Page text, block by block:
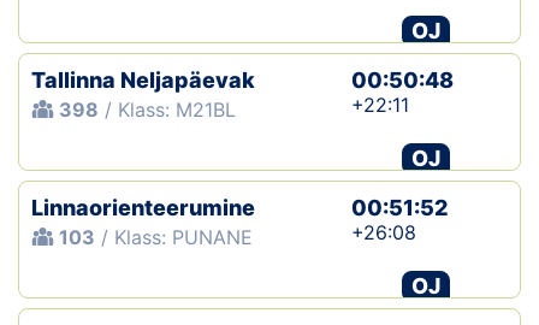
OJ
Tallinna Neljapäevak
398 / Klass: M21BL
00:50:48
+22:11
OJ
Linnaorienteerumine
103 / Klass: PUNANE
00:51:52
+26:08
OJ